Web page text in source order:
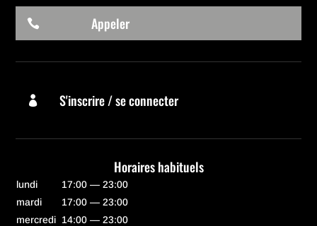
 Appeler
 S'inscrire / se connecter
Horaires habituels
lundi
17:00 — 23:00
mardi
17:00 — 23:00
mercredi 14:00 — 23:00